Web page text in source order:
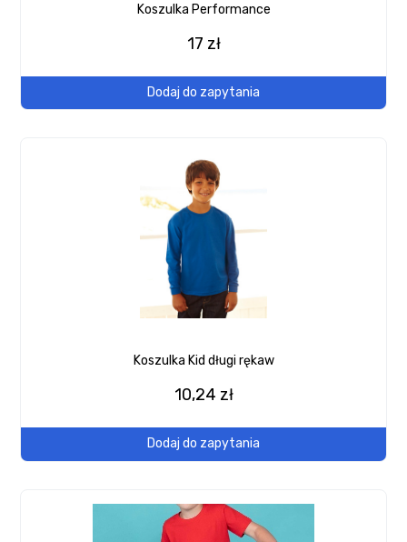
Koszulka Performance
17 zł
Dodaj do zapytania
Koszulka Kid długi rękaw
10,24 zł
Dodaj do zapytania